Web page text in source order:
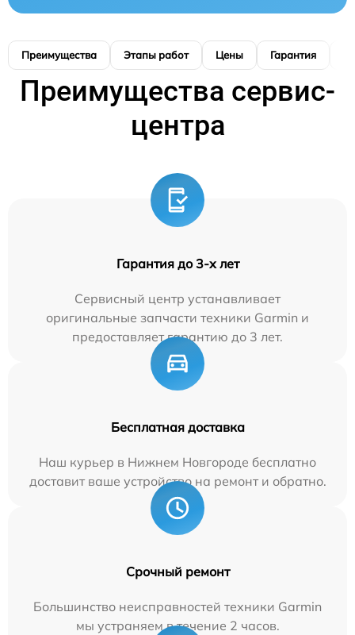
Преимущества Этапы работ Цены Гарантия
Преимущества сервис-
центра
Гарантия до 3-х лет
Сервисный центр устанавливает
оригинальные запчасти техники Garmin и
предоставляет гарантию до 3 лет.
Бесплатная доставка
Наш курьер в Нижнем Новгороде бесплатно
доставит ваше устройство на ремонт и обратно.
Срочный ремонт
Большинство неисправностей техники Garmin
мы устраняем в течение 2 часов.